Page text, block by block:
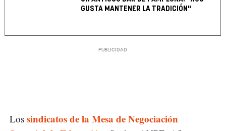
GUSTA MANTENER LA TRADICIÓN"
Los sindicatos de la Mesa de Negociación